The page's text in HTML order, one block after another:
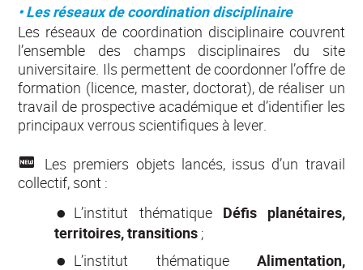
• Les réseaux de coordination disciplinaire
Les réseaux de coordination disciplinaire couvrent
l’ensemble des champs disciplinaires du site
universitaire. Ils permettent de coordonner l’offre de
formation (licence, master, doctorat), de réaliser un
travail de prospective académique et d’identifier les
principaux verrous scientifiques à lever.
Les premiers objets lancés, issus d’un travail
collectif, sont :
L’institut thématique Défis planétaires,
territoires, transitions ;
L’institut thématique Alimentation,